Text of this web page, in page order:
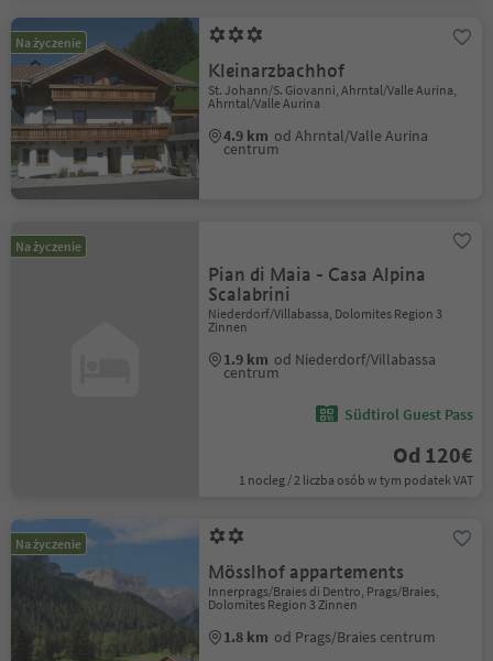
Na życzenie
Kleinarzbachhof
St. Johann/S. Giovanni, Ahrntal/Valle Aurina,
Ahrntal/Valle Aurina
4.9 km od Ahrntal/Valle Aurina
centrum
Na życzenie
Pian di Maia - Casa Alpina
Scalabrini
Niederdorf/Villabassa, Dolomites Region 3
Zinnen
1.9 km od Niederdorf/Villabassa
centrum
Südtirol Guest Pass
Od 120€
1 nocleg / 2 liczba osób w tym podatek VAT
Na życzenie
Mösslhof appartements
Innerprags/Braies di Dentro, Prags/Braies,
Dolomites Region 3 Zinnen
1.8 km od Prags/Braies centrum